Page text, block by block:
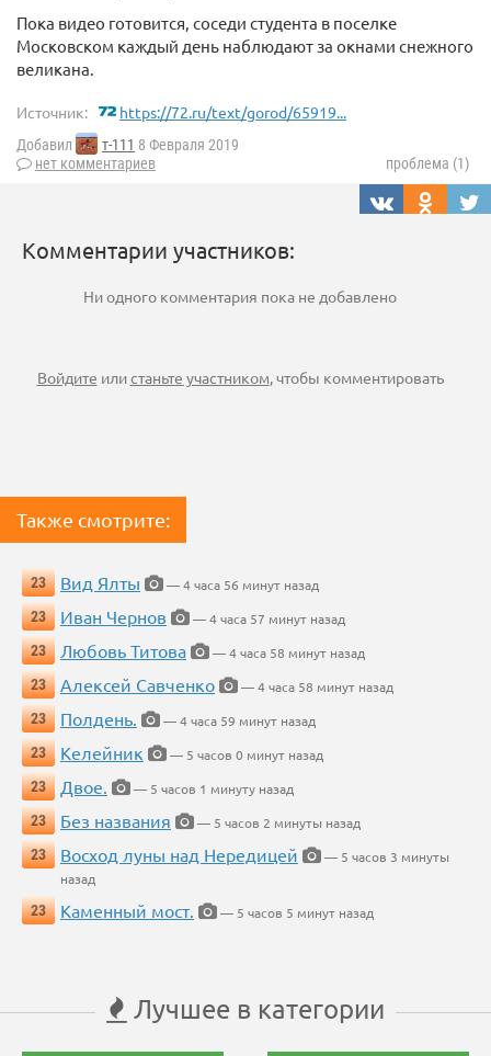
Пока видео готовится, соседи студента в поселке
Московском каждый день наблюдают за окнами снежного
великана.
Источник: https://72.ru/text/gorod/65919...
Добавил т-111 8 Февраля 2019
нет комментариев
проблема (1)
Комментарии участников:
Ни одного комментария пока не добавлено
Войдите илистаньте участником, чтобы комментировать
Также смотрите:
23 Вид Ялты
— 4 часа 56 минут назад
23
Иван Чернов
— 4 часа 57 минут назад
23
Любовь Титова
— 4 часа 58 минут назад
23
Алексей Савченко
— 4 часа 58 минут назад
23
Полдень.
— 4 часа 59 минут назад
23
Келейник
— 5 часов 0 минут назад
23
Двое.
— 5 часов 1 минуту назад
23
Без названия
— 5 часов 2 минуты назад
23
Восход луны над Нередицей
— 5 часов 3 минуты
назад
23
Каменный мост. — 5 часов 5 минут назад
Лучшее в категории